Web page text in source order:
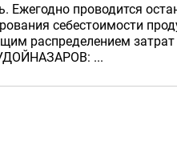
Ежегодно проводится
себестоимости
распределением затрат
...